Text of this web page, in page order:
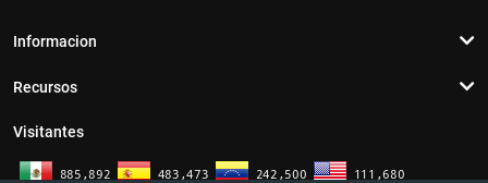
Informacion
Recursos
Visitantes